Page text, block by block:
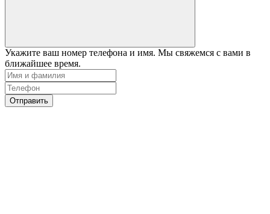
Укажите ваш номер телефона и имя. Мы свяжемся с вами в
ближайшее время.
Отправить